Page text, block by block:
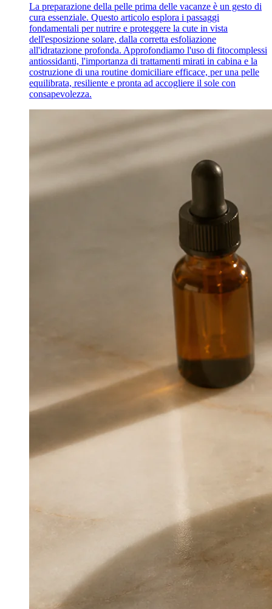
La preparazione della pelle prima delle vacanze è un gesto di
cura essenziale. Questo articolo esplora i passaggi
fondamentali per nutrire e proteggere la cute in vista
dell'esposizione solare, dalla corretta esfoliazione
all'idratazione profonda. Approfondiamo l'uso di fitocomplessi
antiossidanti, l'importanza di trattamenti mirati in cabina e la
costruzione di una routine domiciliare efficace, per una pelle
equilibrata, resiliente e pronta ad accogliere il sole con
consapevolezza.